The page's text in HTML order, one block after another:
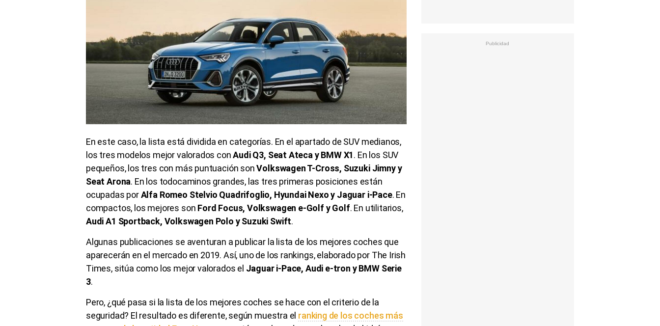
En este caso, la lista está dividida en categorías. En el apartado de SUV medianos,
los tres modelos mejor valorados conAudi Q3, Seat Ateca y BMW X1. En los SUV
pequeños, los tres con más puntuación sonVolkswagen T-Cross, Suzuki Jimny y
Seat Arona. En los todocaminos grandes, las tres primeras posiciones están
ocupadas porAlfa Romeo Stelvio Quadrifoglio, Hyundai Nexo y Jaguar i-Pace. En
compactos, los mejores son Ford Focus, Volkswagen e-Golf y Golf. En utilitarios,
Audi A1 Sportback, Volkswagen Polo y Suzuki Swift.
Algunas publicaciones se aventuran a publicar la lista de los mejores coches que
aparecerán en el mercado en 2019. Así, uno de los rankings, elaborado por The Irish
Times, sitúa como los mejor valorados el Jaguar i-Pace, Audi e-tron y BMW Serie
3.
Pero, ¿qué pasa si la lista de los mejores coches se hace con el criterio de la
seguridad? El resultado es diferente, según muestra el ranking de los coches más